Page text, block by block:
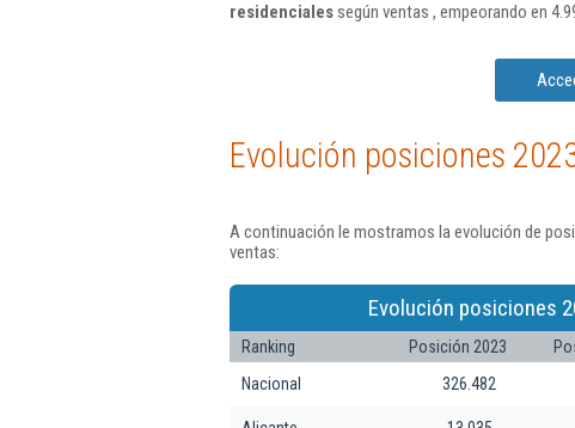
residencialessegún ventas , empeorando en
Evolución posiciones
A continuación le mostramos la evolución de
ventas:
Evolución posiciones
Ranking Posición 2023
Nacional
326.482